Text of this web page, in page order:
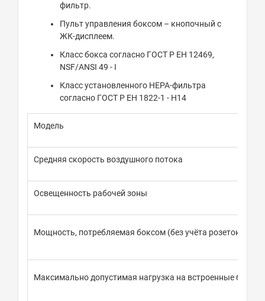
фильтр.
Пульт управления боксом – кнопочный с
ЖК-дисплеем.
Класс бокса согласно ГОСТ Р ЕН 12469,
NSF/ANSI 49 - I
Класс установленного HEPA-фильтра
согласно ГОСТ Р ЕН 1822-1 - H14
Модель
Средняя скорость воздушного потока
Освещенность рабочей зоны
Мощность, потребляемая боксом (без учёта розеток) не
Максимально допустимая нагрузка на встроенные блоки